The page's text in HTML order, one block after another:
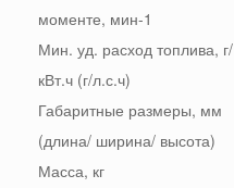
моменте, мин-1
Мин. уд. расход топлива, г/
кВт.ч (г/л.с.ч)
Габаритные размеры, мм
(длина/ ширина/ высота)
Масса, кг